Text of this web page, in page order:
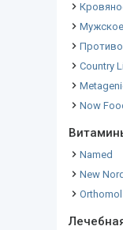
Country
Now
Named
New